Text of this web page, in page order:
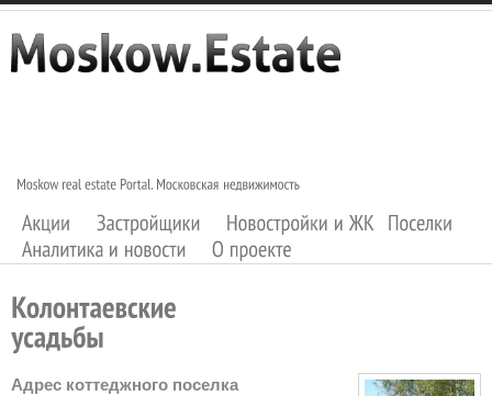
Адрес коттеджного поселка